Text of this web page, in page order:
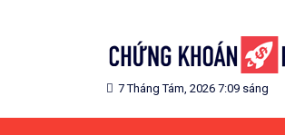
CHỨNG
Blog chia sẻ về Chứng Khoán và
7 Tháng Tám, 2026 7:09 sáng